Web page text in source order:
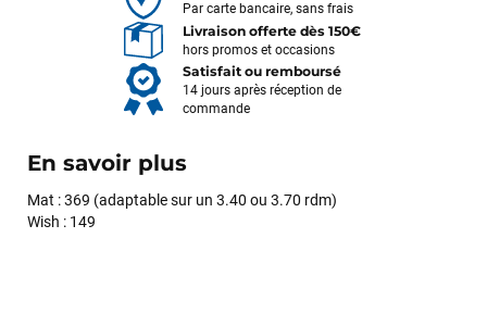
Par carte bancaire, sans frais
Livraison offerte dès 150€
hors promos et occasions
Satisfait ou remboursé
14 jours après réception de
commande
En savoir plus
Mat : 369 (adaptable sur un 3.40 ou 3.70 rdm)
Wish : 149